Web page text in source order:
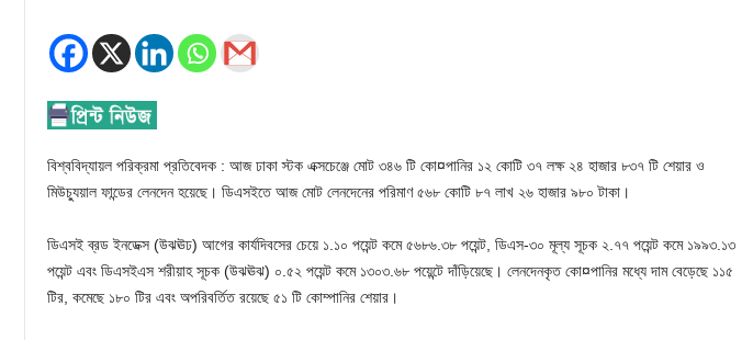
বিশ্ববিদ্যায়ল পরিক্রমা প্রতিবেদক : আজ ঢাকা স্টক এক্সচেঞ্জে মোট ৩৪৬ টি কো¤পানির ১২ কোটি ৩৭ লক্ষ ২৪ হাজার ৮৩৭ টি শেয়ার ও
মিউচ্যুয়াল ফান্ডের লেনদেন হয়েছে। ডিএসইতে আজ মোট লেনদেনের পরিমাণ ৫৬৮ কোটি ৮৭ লাখ ২৬ হাজার ৯৮০ টাকা।
ডিএসই ব্রড ইনডেক্স (উঝঊঢ) আগের কার্যদিবসের চেয়ে ১.১০ পয়েন্ট কমে ৫৬৮৬.৩৮ পয়েন্ট, ডিএস-৩০ মূল্য সূচক ২.৭৭ পয়েন্ট কমে ১৯৯৩.১৩
পয়েন্ট এবং ডিএসইএস শরীয়াহ সূচক (উঝঊঝ) ০.৫২ পয়েন্ট কমে ১৩০৩.৬৮ পয়েন্টে দাঁড়িয়েছে। লেনদেনকৃত কো¤পানির মধ্যে দাম বেড়েছে ১১৫
টির, কমেছে ১৮০ টির এবং অপরিবর্তিত রয়েছে ৫১ টি কোম্পানির শেয়ার।